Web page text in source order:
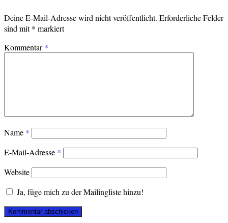
Deine E-Mail-Adresse wird nicht veröffentlicht. Erforderliche Felder
sind mit* markiert
Kommentar*
Name *
E-Mail-Adresse *
Website
Ja, füge mich zu der Mailingliste hinzu!